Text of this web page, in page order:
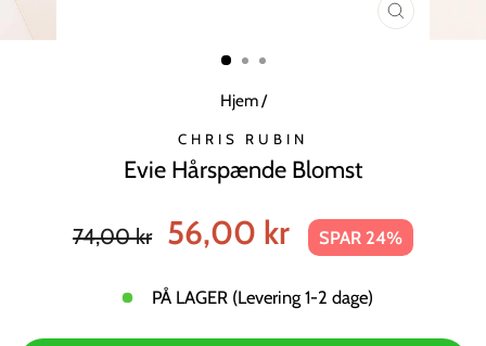
LUK
Hjem/
CHRIS RUBIN
Evie Hårspænde Blomst
pris
74,00 kr
Tilbudspris
56,00 kr SPAR 24%
PÅ LAGER (Levering 1-2 dage)